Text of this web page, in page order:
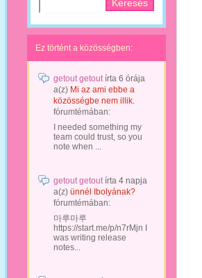
Ez történt a közösségben:
getout getoutírta 6 órája
a(z) Mi az ami ebbe a
közösségbe nem illik.
fórumtémában:
I needed something my
team could trust, so you
note when ...
getout getoutírta 4 napja
a(z) ünnél Ibolyának?
fórumtémában:
마루마루
https://start.me/p/n7rMjn I
was writing release
notes...